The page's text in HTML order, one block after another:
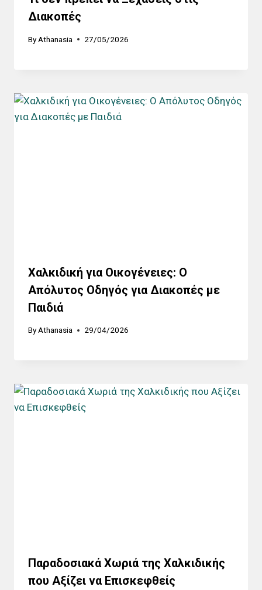
Διακοπές
By Athanasia 27/05/2026
Χαλκιδική για Οικογένειες: Ο
Απόλυτος Οδηγός για Διακοπές με
Παιδιά
By Athanasia 29/04/2026
Παραδοσιακά Χωριά της Χαλκιδικής
που Αξίζει να Επισκεφθείς